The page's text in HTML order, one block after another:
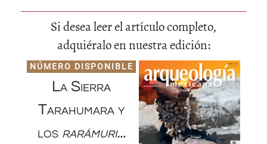
Si desea leer el artículo completo,
adquiéralo en nuestra edición:
NÚMERO DISPONIBLE
La Sierra
Tarahumara y
los rarámuri...